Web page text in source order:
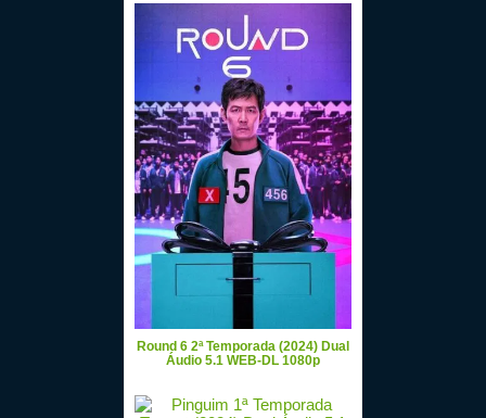
Round 6 2ª Temporada (2024) Dual
Áudio 5.1 WEB-DL 1080p